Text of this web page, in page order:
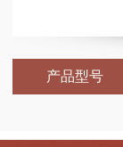
产品型号